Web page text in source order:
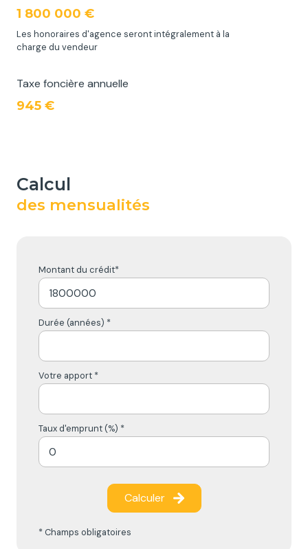
1 800 000 €
Les honoraires d'agence seront intégralement à la
charge du vendeur
Taxe foncière annuelle
945 €
calcul
des mensualités
Montant du crédit*
Durée (années) *
Votre apport *
Taux d'emprunt (%) *
Calculer
* Champs obligatoires